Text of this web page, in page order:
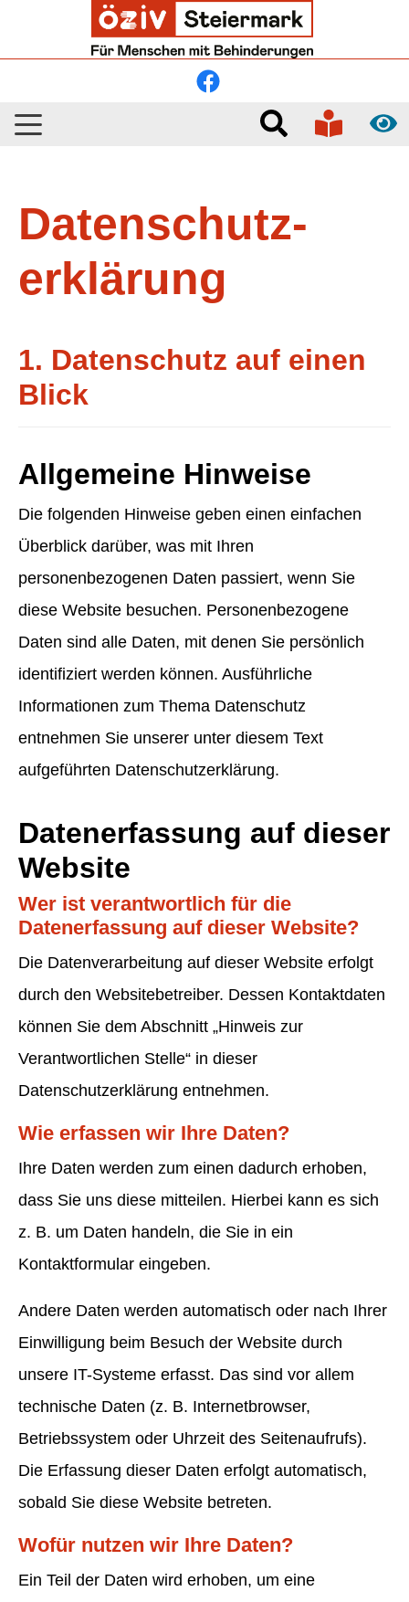
Skip to main navigation
Skip to main content
Skip to page footer
Datenschutz­
erklärung
1. Datenschutz auf einen
Blick
Allgemeine Hinweise
Die folgenden Hinweise geben einen einfachen
Überblick darüber, was mit Ihren
personenbezogenen Daten passiert, wenn Sie
diese Website besuchen. Personenbezogene
Daten sind alle Daten, mit denen Sie persönlich
identifiziert werden können. Ausführliche
Informationen zum Thema Datenschutz
entnehmen Sie unserer unter diesem Text
aufgeführten Datenschutzerklärung.
Datenerfassung auf dieser
Website
Wer ist verantwortlich für die
Datenerfassung auf dieser Website?
Die Datenverarbeitung auf dieser Website erfolgt
durch den Websitebetreiber. Dessen Kontaktdaten
können Sie dem Abschnitt „Hinweis zur
Verantwortlichen Stelle“ in dieser
Datenschutzerklärung entnehmen.
Wie erfassen wir Ihre Daten?
Ihre Daten werden zum einen dadurch erhoben,
dass Sie uns diese mitteilen. Hierbei kann es sich
z. B. um Daten handeln, die Sie in ein
Kontaktformular eingeben.
Andere Daten werden automatisch oder nach Ihrer
Einwilligung beim Besuch der Website durch
unsere IT-Systeme erfasst. Das sind vor allem
technische Daten (z. B. Internetbrowser,
Betriebssystem oder Uhrzeit des Seitenaufrufs).
Die Erfassung dieser Daten erfolgt automatisch,
sobald Sie diese Website betreten.
Wofür nutzen wir Ihre Daten?
Ein Teil der Daten wird erhoben, um eine